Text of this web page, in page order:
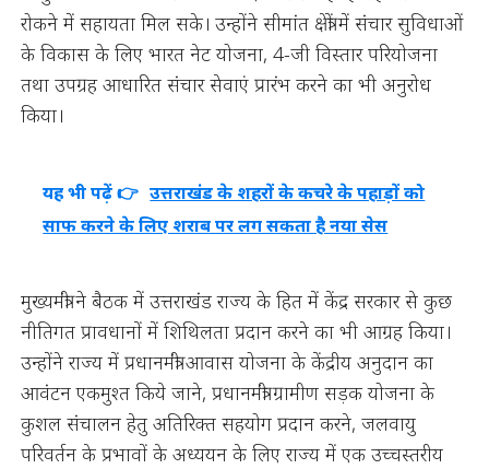
रोकने में सहायता मिल सके। उन्होंने सीमांत क्षेत्रों में संचार सुविधाओं
के विकास के लिए भारत नेट योजना, 4-जी विस्तार परियोजना
तथा उपग्रह आधारित संचार सेवाएं प्रारंभ करने का भी अनुरोध
किया।
यह भी पढ़ें 👉 उत्तराखंड के शहरों के कचरे के पहाड़ों को
साफ करने के लिए शराब पर लग सकता है नया सेस
मुख्यमंत्री ने बैठक में उत्तराखंड राज्य के हित में केंद्र सरकार से कुछ
नीतिगत प्रावधानों में शिथिलता प्रदान करने का भी आग्रह किया।
उन्होंने राज्य में प्रधानमंत्री आवास योजना के केंद्रीय अनुदान का
आवंटन एकमुश्त किये जाने, प्रधानमंत्री ग्रामीण सड़क योजना के
कुशल संचालन हेतु अतिरिक्त सहयोग प्रदान करने, जलवायु
परिवर्तन के प्रभावों के अध्ययन के लिए राज्य में एक उच्चस्तरीय